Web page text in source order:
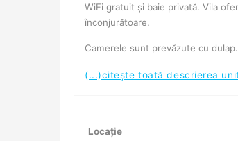
WiFi gratuit și baie privată. Vila
înconjurătoare.
Camerele sunt prevăzute cu
(...)citește toată descrierea
Locație